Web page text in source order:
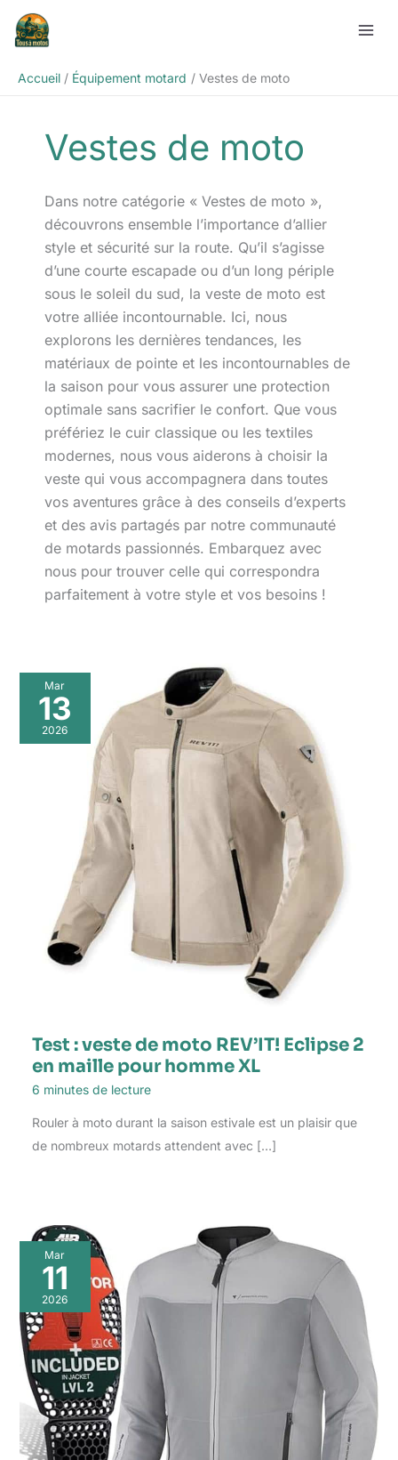
Accueil
Équipement motard Vestes de moto
Vestes de moto
Dans notre catégorie « Vestes de moto »,
découvrons ensemble l’importance d’allier
style et sécurité sur la route. Qu’il s’agisse
d’une courte escapade ou d’un long périple
sous le soleil du sud, la veste de moto est
votre alliée incontournable. Ici, nous
explorons les dernières tendances, les
matériaux de pointe et les incontournables de
la saison pour vous assurer une protection
optimale sans sacrifier le confort. Que vous
préfériez le cuir classique ou les textiles
modernes, nous vous aiderons à choisir la
veste qui vous accompagnera dans toutes
vos aventures grâce à des conseils d’experts
et des avis partagés par notre communauté
de motards passionnés. Embarquez avec
nous pour trouver celle qui correspondra
parfaitement à votre style et vos besoins !
Mar
13
2026
Test : veste de moto REV’IT! Eclipse 2
en maille pour homme XL
6 minutes de lecture
Rouler à moto durant la saison estivale est un plaisir que
de nombreux motards attendent avec […]
Mar
11
2026
Rechercher